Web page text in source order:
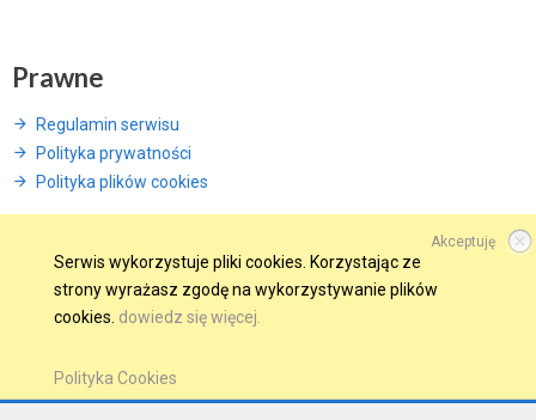
Prawne
Regulamin serwisu
Polityka prywatności
Polityka plików cookies
© 2015 Wszelkie prawa zastrzeżone.
WINDWEB - Strony Internetowe
Akceptuję
Serwis wykorzystuje pliki cookies. Korzystając ze
strony wyrażasz zgodę na wykorzystywanie plików
cookies. dowiedz się więcej.
Polityka Cookies